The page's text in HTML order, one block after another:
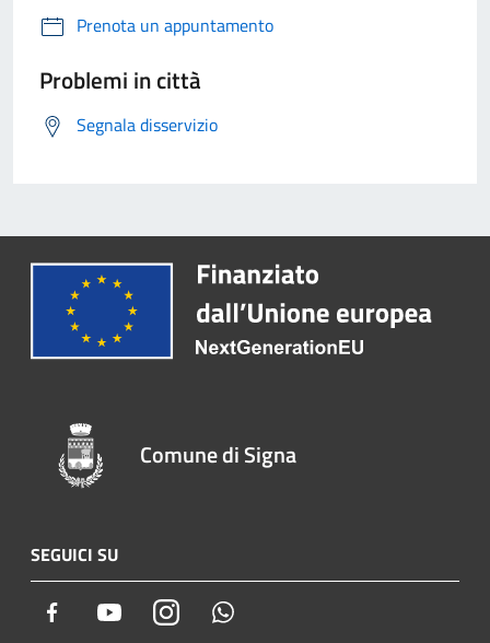
Prenota un appuntamento
Problemi in città
Segnala disservizio
Comune di Signa
SEGUICI SU
Facebook YoutubeInstagram